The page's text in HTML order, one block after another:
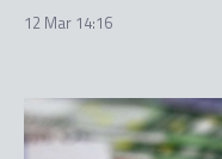
12 Mar 14:16